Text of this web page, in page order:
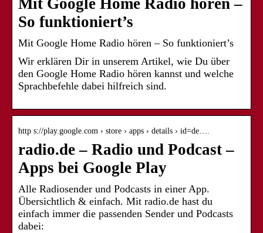
Mit Google Home Radio hören –
So funktioniert’s
Mit Google Home Radio hören – So funktioniert’s
Wir erklären Dir in unserem Artikel, wie Du über
den Google Home Radio hören kannst und welche
Sprachbefehle dabei hilfreich sind.
http s://play.google.com › store › apps › details › id=de….
radio.de – Radio und Podcast –
Apps bei Google Play
Alle Radiosender und Podcasts in einer App.
Übersichtlich & einfach. Mit radio.de hast du
einfach immer die passenden Sender und Podcasts
dabei: